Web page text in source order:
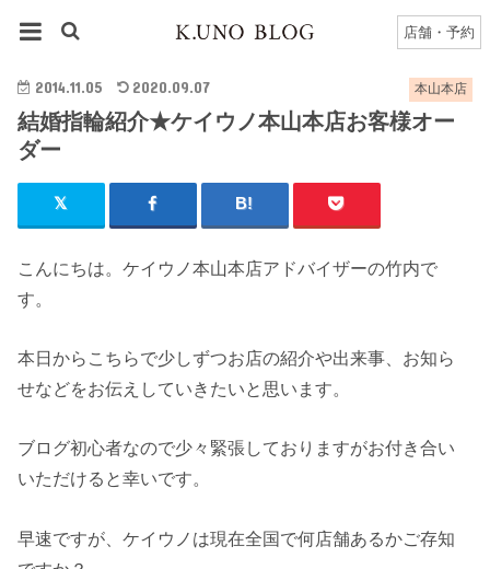
店舗・予約
結婚指輪紹介★ケイウノ本山本店お客様オーダー
本山本店
2014.11.05 2020.09.07
結婚指輪紹介★ケイウノ本山本店お客様オー
ダー
こんにちは。ケイウノ本山本店アドバイザーの竹内で
す。
本日からこちらで少しずつお店の紹介や出来事、お知ら
せなどをお伝えしていきたいと思います。
ブログ初心者なので少々緊張しておりますがお付き合い
いただけると幸いです。
早速ですが、ケイウノは現在全国で何店舗あるかご存知